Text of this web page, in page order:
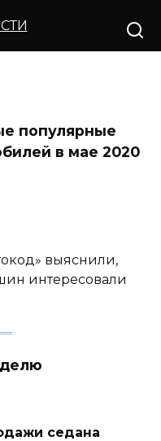
популярные
в мае 2020
выяснили,
интересовали
седана